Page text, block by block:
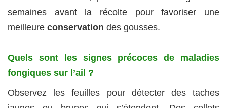
semaines avant la récolte pour favoriser une
meilleure conservation des gousses.
Quels sont les signes précoces de maladies
fongiques sur l’ail ?
Observez les feuilles pour détecter des taches